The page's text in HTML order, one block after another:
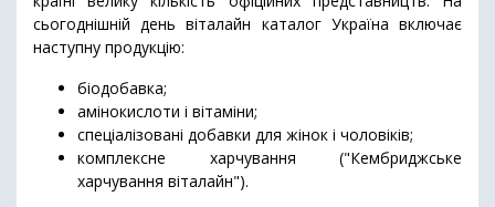
сьогоднішній день віталайн каталог Україна включає
наступну продукцію:
біодобавка;
амінокислоти і вітаміни;
спеціалізовані добавки для жінок і чоловіків;
комплексне харчування ("Кембриджське
харчування віталайн").